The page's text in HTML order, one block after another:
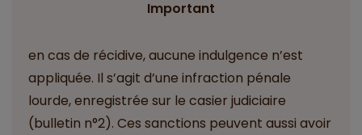
Important
en cas de récidive, aucune indulgence n’est
appliquée. Il s’agit d’une infraction pénale
lourde, enregistrée sur le casier judiciaire
(bulletin n°2). Ces sanctions peuvent aussi avoir